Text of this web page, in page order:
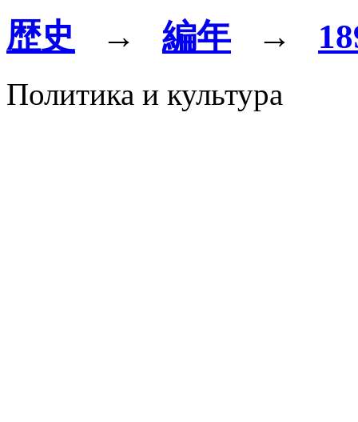
歴史 → 編年 →
Политика и культура